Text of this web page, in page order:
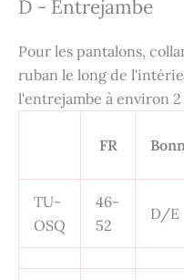
D - Entrejambe
Pour les pantalons,
ruban le long de
l'entrejambe à environ
FR
TU-
OSQ
46-
52
D/E